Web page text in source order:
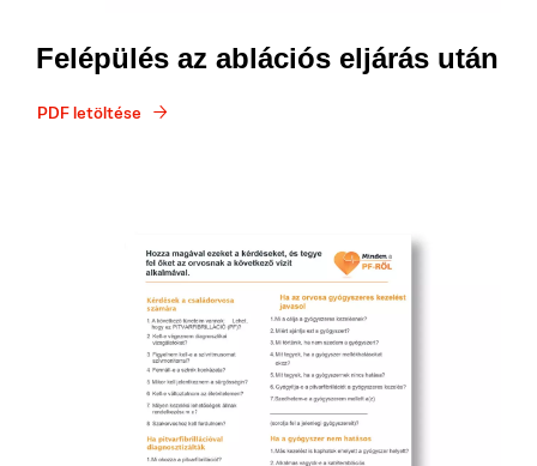
Felépülés az ablációs eljárás után
PDF letöltése